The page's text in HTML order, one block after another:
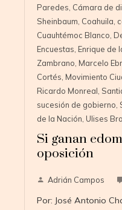
Paredes Cámara de
Sheinbaum Coahuila
Cuauhtémoc Blanco
Encuestas Enrique de
Zambrano Marcelo
Cortés Movimiento
Ricardo Monreal
sucesión de gobierno
de la Nación Ulises
Si ganan
oposición
Adrián Campos
Por: José Antonio